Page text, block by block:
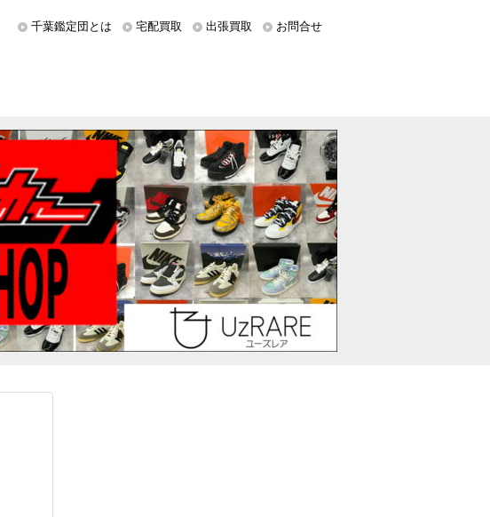
千葉鑑定団とは 宅配買取 出張買取 お問合せ